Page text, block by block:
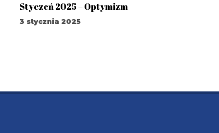
Styczeń 2025 – Optymizm
3 stycznia 2025